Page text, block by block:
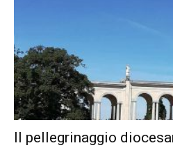
Il pellegrinaggio